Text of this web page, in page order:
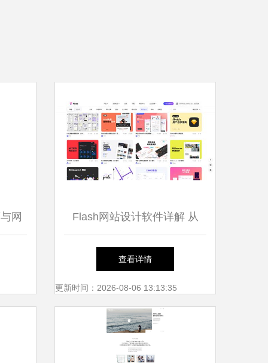
网 Flash网站设计软件详解 从
Flash到现代插件更新
查看详情
更新时间：2026-08-06 13:13:35